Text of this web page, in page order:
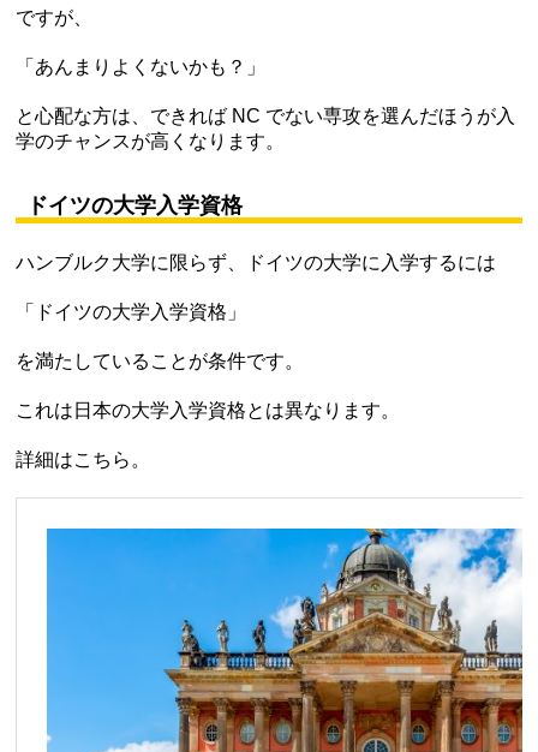
ですが、
「あんまりよくないかも？」
と心配な方は、できれば NC でない専攻を選んだほうが入
学のチャンスが高くなります。
ドイツの大学入学資格
ハンブルク大学に限らず、ドイツの大学に入学するには
「ドイツの大学入学資格」
を満たしていることが条件です。
これは日本の大学入学資格とは異なります。
詳細はこちら。